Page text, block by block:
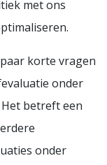
met ons
korte vragen
onder
betreft een
onder